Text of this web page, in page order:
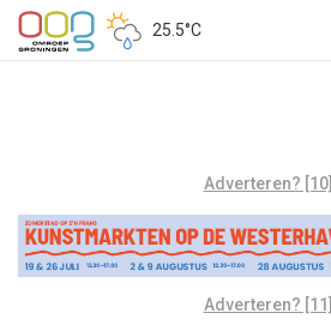
25.5°C
Adverteren? [10]
Adverteren? [11]